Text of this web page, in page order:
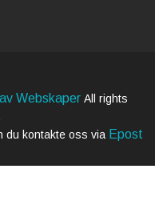
Webskaper All rights
du kontakte oss via Epost